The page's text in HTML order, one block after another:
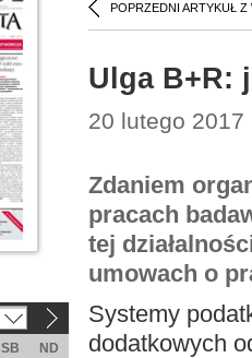
POPRZEDNI ARTYKUŁ Z
Ulga B+R:
20 lutego 2017
Zdaniem
pracach
tej
umowach o
Systemy
dodatkowych
SB
ND